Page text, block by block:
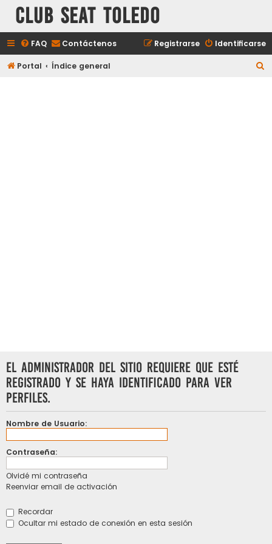
Club Seat Toledo
FAQ Contáctenos Identificarse
Registrarse
Portal Índice general
El administrador del sitio requiere que esté
registrado y se haya identificado para ver
perfiles.
Nombre de Usuario:
Contraseña:
Olvidé mi contraseña
Reenviar email de activación
Recordar
Ocultar mi estado de conexión en esta sesión